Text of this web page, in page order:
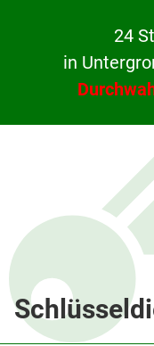
24
in